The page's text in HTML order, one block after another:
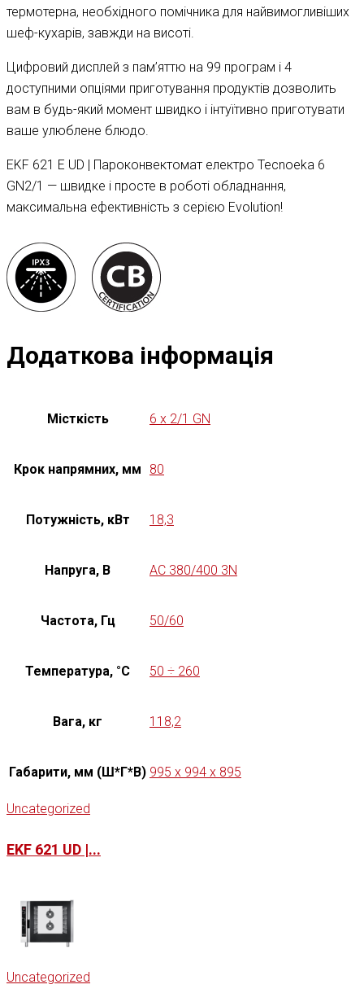
термотерна, необхідного помічника для найвимогливіших
шеф-кухарів, завжди на висоті.
Цифровий дисплей з пам’яттю на 99 програм і 4
доступними опціями приготування продуктів дозволить
вам в будь-який момент швидко і інтуїтивно приготувати
ваше улюблене блюдо.
EKF 621 E UD | Пароконвектомат електро Tecnoeka 6
GN2/1 — швидке і просте в роботі обладнання,
максимальна ефективність з серією Evolution!
Додаткова інформація
Місткість 6 x 2/1 GN
Крок напрямних, мм 80
Потужність, кВт 18,3
Напруга, В AC 380/400 3N
Частота, Гц 50/60
Температура, °C 50 ÷ 260
Вага, кг 118,2
Габарити, мм (Ш*Г*В) 995 x 994 x 895
Uncategorized
EKF 621 UD |...
Uncategorized